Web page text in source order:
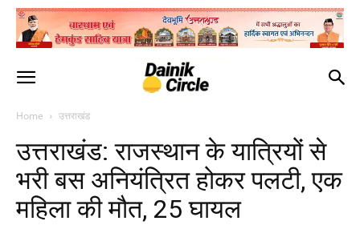
Home उत्तराखंड
उत्तराखंड: राजस्थान के यात्रियों से
भरी बस अनियंत्रित होकर पलटी, एक
महिला की मौत, 25 घायल